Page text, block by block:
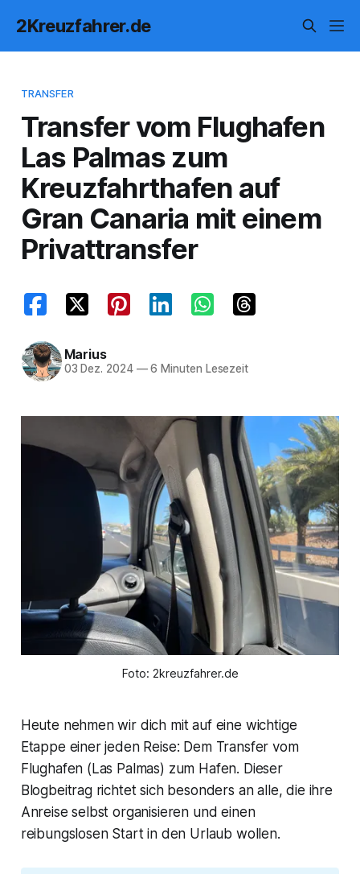
2Kreuzfahrer.de
TRANSFER
Transfer vom Flughafen
Las Palmas zum
Kreuzfahrthafen auf
Gran Canaria mit einem
Privattransfer
Marius
03 Dez. 2024 —6 Minuten Lesezeit
Foto: 2kreuzfahrer.de
Heute nehmen wir dich mit auf eine wichtige
Etappe einer jeden Reise: Dem Transfer vom
Flughafen (Las Palmas) zum Hafen. Dieser
Blogbeitrag richtet sich besonders an alle, die ihre
Anreise selbst organisieren und einen
reibungslosen Start in den Urlaub wollen.